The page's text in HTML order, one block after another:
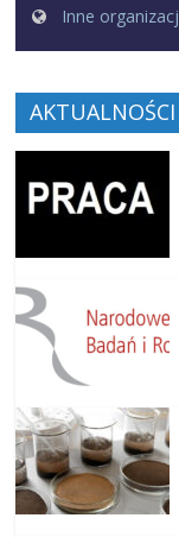
Inne
AKTUALNOŚCI